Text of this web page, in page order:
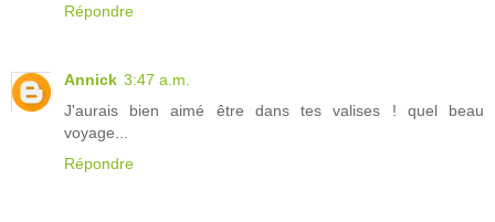
Répondre
Annick 3:47 a.m.
J'aurais bien aimé être dans tes valises ! quel beau
voyage...
Répondre